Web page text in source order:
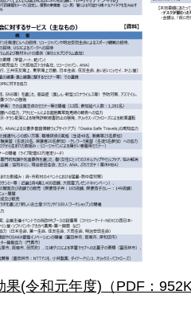
(令和元年度)（PDF：